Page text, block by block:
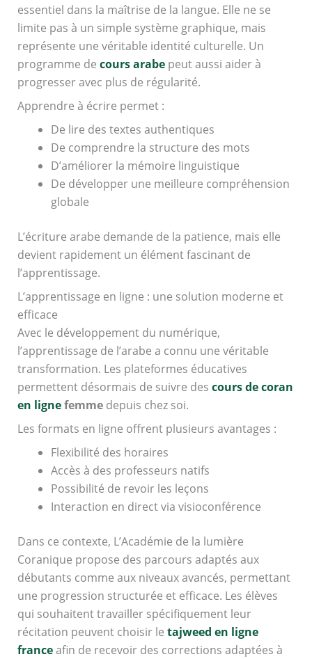
essentiel dans la maîtrise de la langue. Elle ne se
limite pas à un simple système graphique, mais
représente une véritable identité culturelle. Un
programme de cours arabepeut aussi aider à
progresser avec plus de régularité.
Apprendre à écrire permet :
De lire des textes authentiques
De comprendre la structure des mots
D’améliorer la mémoire linguistique
De développer une meilleure compréhension
globale
L’écriture arabe demande de la patience, mais elle
devient rapidement un élément fascinant de
l’apprentissage.
L’apprentissage en ligne : une solution moderne et
efficace
Avec le développement du numérique,
l’apprentissage de l’arabe a connu une véritable
transformation. Les plateformes éducatives
permettent désormais de suivre des cours de coran
en lignefemmedepuis chez soi.
Les formats en ligne offrent plusieurs avantages :
Flexibilité des horaires
Accès à des professeurs natifs
Possibilité de revoir les leçons
Interaction en direct via visioconférence
Dans ce contexte, L’Académie de la lumière
Coranique propose des parcours adaptés aux
débutants comme aux niveaux avancés, permettant
une progression structurée et efficace. Les élèves
qui souhaitent travailler spécifiquement leur
récitation peuvent choisir le tajweed en ligne
franceafin de recevoir des corrections adaptées à